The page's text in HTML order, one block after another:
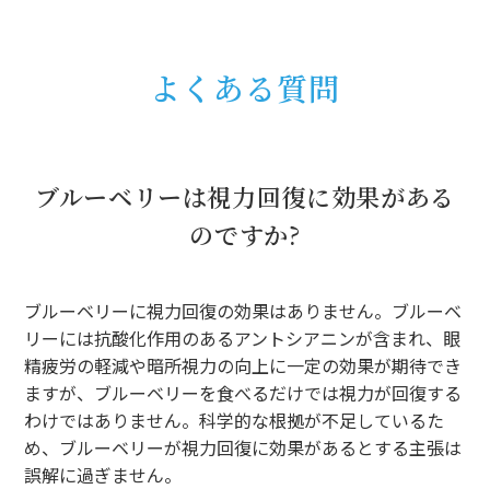
よくある質問
ブルーベリーは視力回復に効果がある
のですか?
ブルーベリーに視力回復の効果はありません。ブルーベ
リーには抗酸化作用のあるアントシアニンが含まれ、眼
精疲労の軽減や暗所視力の向上に一定の効果が期待でき
ますが、ブルーベリーを食べるだけでは視力が回復する
わけではありません。科学的な根拠が不足しているた
め、ブルーベリーが視力回復に効果があるとする主張は
誤解に過ぎません。